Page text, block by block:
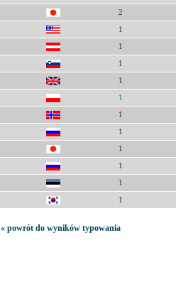
2
1
1
1
1
1
1
1
1
1
1
1
« powrót do wyników typowania